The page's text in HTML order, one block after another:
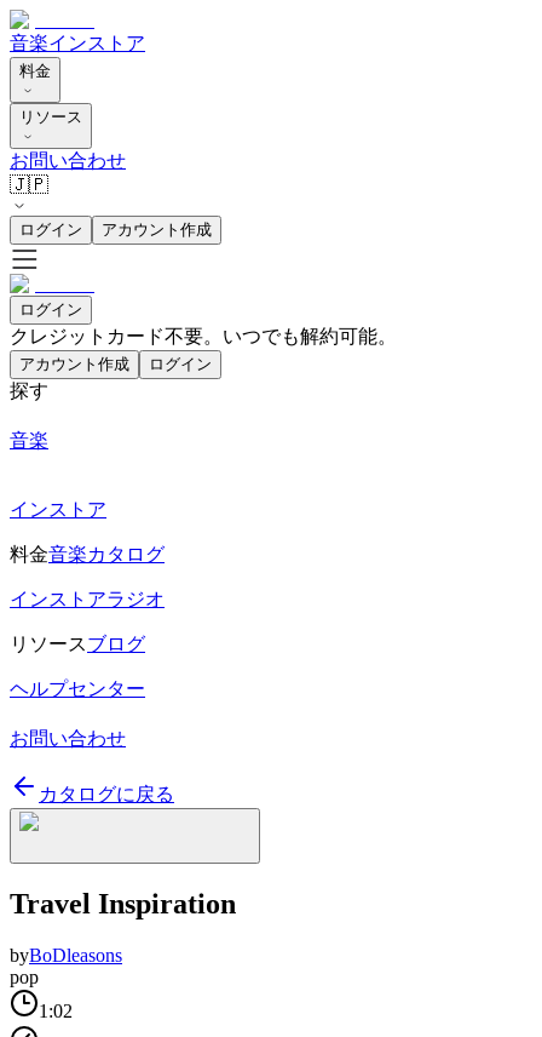
音楽インストア
料金
リソース
お問い合わせ
🇯🇵
ログイン アカウント作成
ログイン
クレジットカード不要。いつでも解約可能。
アカウント作成 ログイン
探す
音楽
インストア
料金音楽カタログ
インストアラジオ
リソースブログ
ヘルプセンター
お問い合わせ
カタログに戻る
Travel Inspiration
byBoDleasons
pop
1:02